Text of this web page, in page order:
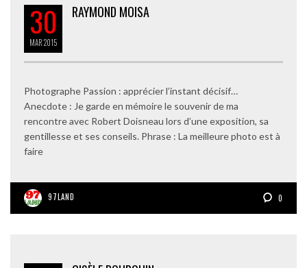
30
MAR2015
RAYMOND MOISA
Photographe Passion : apprécier l’instant décisif…
Anecdote : Je garde en mémoire le souvenir de ma
rencontre avec Robert Doisneau lors d’une exposition, sa
gentillesse et ses conseils. Phrase : La meilleure photo est à
faire
97LAND 0